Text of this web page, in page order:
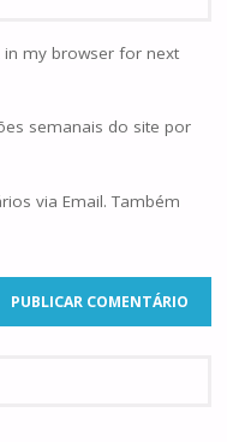
in my browser for next
semanais do site por
via Email. Também